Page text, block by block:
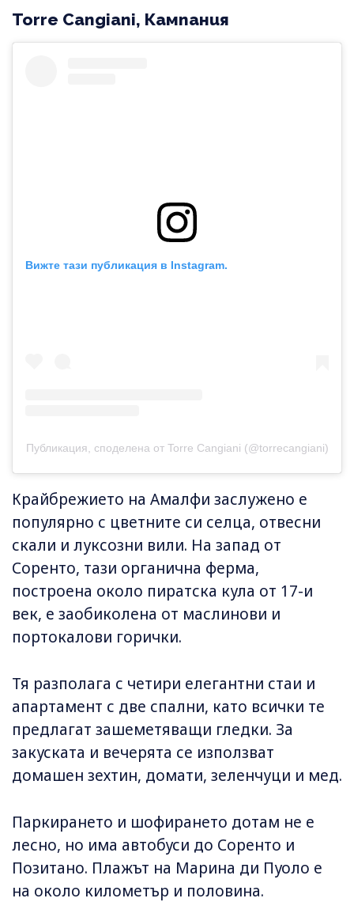
Torre Cangiani, Кампания
Вижте тази публикация в Instagram.
Публикация, споделена от Torre Cangiani (@torrecangiani)
Крайбрежието на Амалфи заслужено е
популярно с цветните си селца, отвесни
скали и луксозни вили. На запад от
Соренто, тази органична ферма,
построена около пиратска кула от 17-и
век, е заобиколена от маслинови и
портокалови горички.
Тя разполага с четири елегантни стаи и
апартамент с две спални, като всички те
предлагат зашеметяващи гледки. За
закуската и вечерята се използват
домашен зехтин, домати, зеленчуци и мед.
Паркирането и шофирането дотам не е
лесно, но има автобуси до Соренто и
Позитано. Плажът на Марина ди Пуоло е
на около километър и половина.